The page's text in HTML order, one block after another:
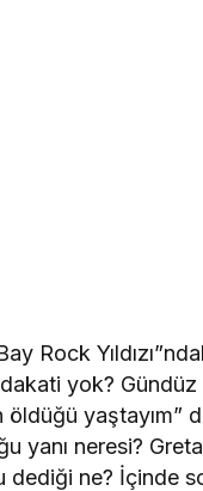
Rock
yok?
öldüğü yaştayım”
yanı neresi?
ne? İçinde